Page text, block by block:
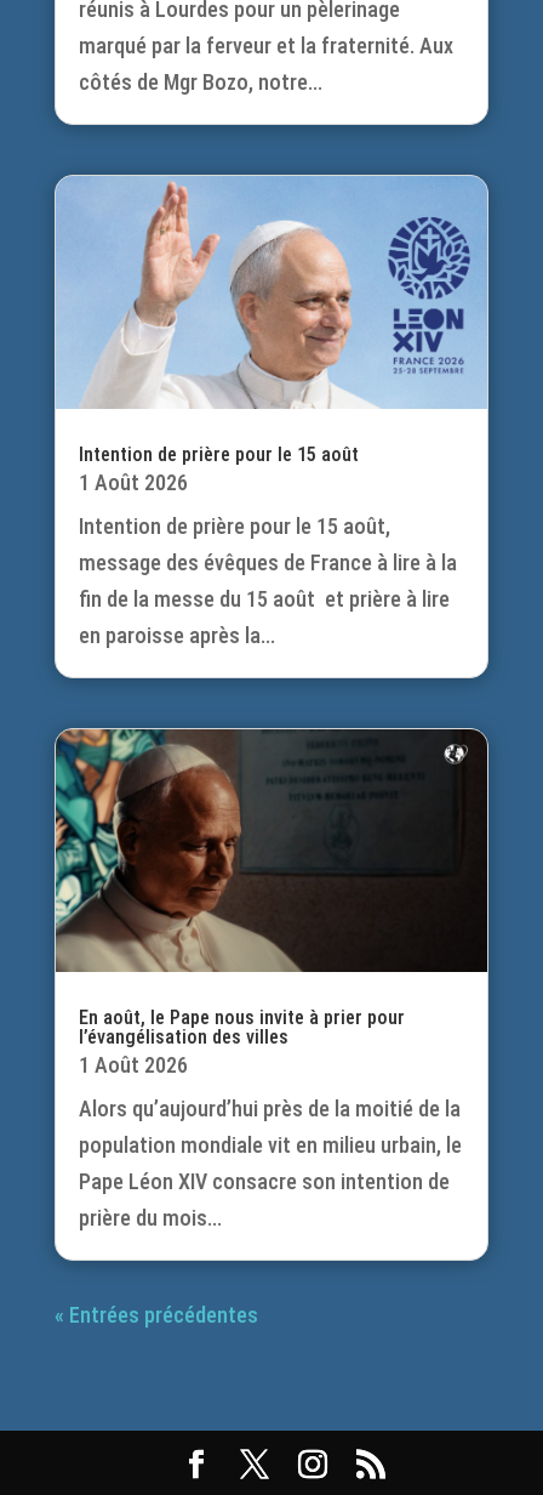
réunis à Lourdes pour un pèlerinage
marqué par la ferveur et la fraternité. Aux
côtés de Mgr Bozo, notre...
Intention de prière pour le 15 août
1 Août 2026
Intention de prière pour le 15 août,
message des évêques de France à lire à la
fin de la messe du 15 août et prière à lire
en paroisse après la...
En août, le Pape nous invite à prier pour
l’évangélisation des villes
1 Août 2026
Alors qu’aujourd’hui près de la moitié de la
population mondiale vit en milieu urbain, le
Pape Léon XIV consacre son intention de
prière du mois...
« Entrées précédentes